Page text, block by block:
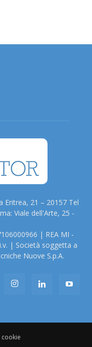
21 – 20157 Tel
Viale dell'Arte, 25 -
| REA MI -
| Società soggetta a
Nuove S.p.A.